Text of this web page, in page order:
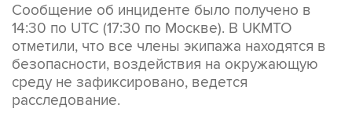
Сообщение об инциденте было получено в
14:30 по UTC (17:30 по Москве). В UKMTO
отметили, что все члены экипажа находятся в
безопасности, воздействия на окружающую
среду не зафиксировано, ведется
расследование.